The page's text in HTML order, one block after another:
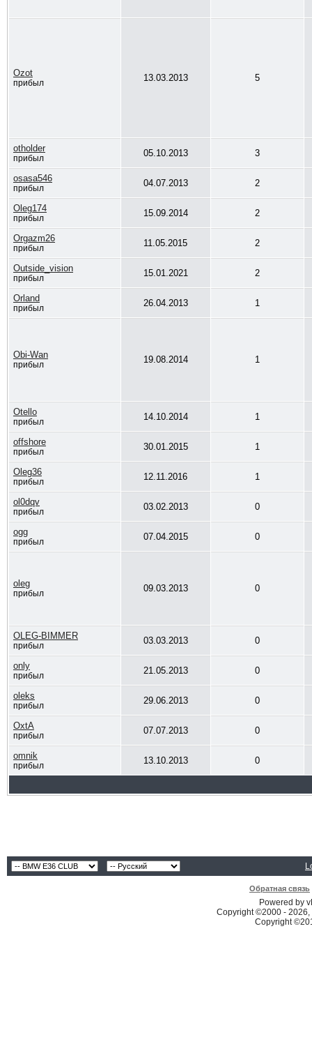
Ozot
прибыл 13.03.2013 5
otholder
прибыл 05.10.2013 3
osasa546
прибыл 04.07.2013 2
Oleg174
прибыл 15.09.2014 2
Orgazm26
прибыл 11.05.2015 2
Outside_vision
прибыл 15.01.2021 2
Orland
прибыл 26.04.2013 1
Obi-Wan
прибыл 19.08.2014 1
Otello
прибыл 14.10.2014 1
offshore
прибыл 30.01.2015 1
Oleg36
прибыл 12.11.2016 1
ol0dqv
прибыл 03.02.2013 0
ogg
прибыл 07.04.2015 0
oleg
прибыл 09.03.2013 0
OLEG-BIMMER
прибыл 03.03.2013 0
only
прибыл 21.05.2013 0
oleks
прибыл 29.06.2013 0
OxtA
прибыл 07.07.2013 0
omnik
прибыл 13.10.2013 0
Обратная связь
Powered by
Copyright ©2000 -
Copyright